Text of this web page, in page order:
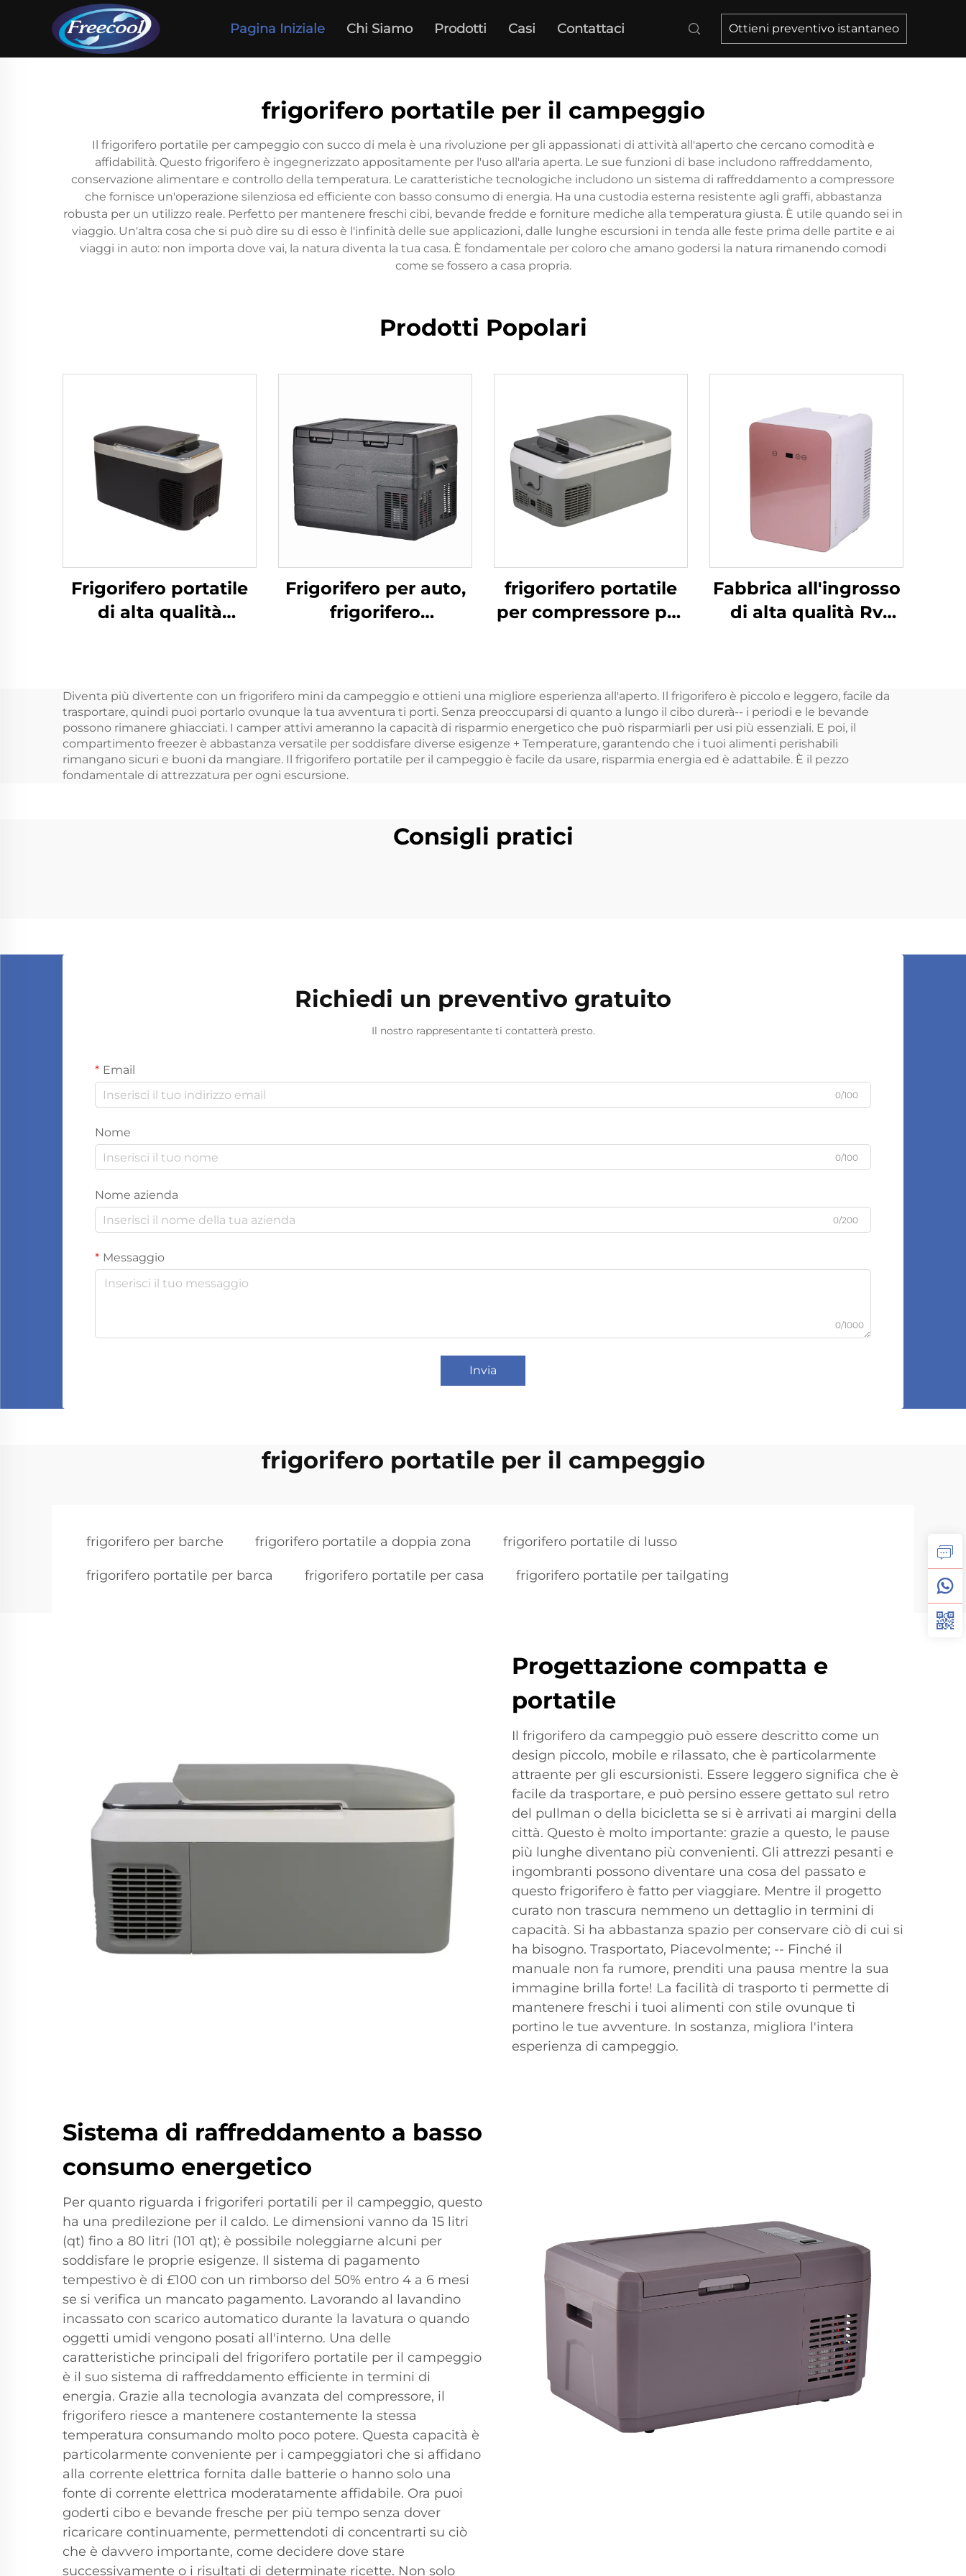
Pagina Iniziale Chi Siamo Prodotti Casi Contattaci Ottieni preventivo istantaneo
frigorifero portatile per il campeggio
Il frigorifero portatile per campeggio con succo di mela è una rivoluzione per gli appassionati di attività all'aperto che cercano comodità e
affidabilità. Questo frigorifero è ingegnerizzato appositamente per l'uso all'aria aperta. Le sue funzioni di base includono raffreddamento,
conservazione alimentare e controllo della temperatura. Le caratteristiche tecnologiche includono un sistema di raffreddamento a compressore
che fornisce un'operazione silenziosa ed efficiente con basso consumo di energia. Ha una custodia esterna resistente agli graffi, abbastanza
robusta per un utilizzo reale. Perfetto per mantenere freschi cibi, bevande fredde e forniture mediche alla temperatura giusta. È utile quando sei in
viaggio. Un'altra cosa che si può dire su di esso è l'infinità delle sue applicazioni, dalle lunghe escursioni in tenda alle feste prima delle partite e ai
viaggi in auto: non importa dove vai, la natura diventa la tua casa. È fondamentale per coloro che amano godersi la natura rimanendo comodi
come se fossero a casa propria.
Prodotti Popolari
Frigorifero portatile
di alta qualità
auto 12 V, frigorifero
per auto, frigorifero
per camper,
frigorifero per
Frigorifero per auto,
frigorifero
da 35 litri, per
campeggio
all'aperto, roulotte,
picnic, auto e casa,
frigorifero portatile
per compressore per
frigorifero elettrico
per auto
Fabbrica all'ingrosso
di alta qualità Rv
12v
Diventa più divertente con un frigorifero mini da campeggio e ottieni una migliore esperienza all'aperto. Il frigorifero è piccolo e leggero, facile da
trasportare, quindi puoi portarlo ovunque la tua avventura ti porti. Senza preoccuparsi di quanto a lungo il cibo durerà-- i periodi e le bevande
possono rimanere ghiacciati. I camper attivi ameranno la capacità di risparmio energetico che può risparmiarli per usi più essenziali. E poi, il
compartimento freezer è abbastanza versatile per soddisfare diverse esigenze + Temperature, garantendo che i tuoi alimenti perishabili
rimangano sicuri e buoni da mangiare. Il frigorifero portatile per il campeggio è facile da usare, risparmia energia ed è adattabile. È il pezzo
fondamentale di attrezzatura per ogni escursione.
Consigli pratici
Richiedi un preventivo gratuito
Il nostro rappresentante ti contatterà presto.
Email
0/100
Nome
0/100
Nome azienda
0/200
Messaggio
0/1000
Invia
frigorifero portatile per il campeggio
frigorifero per barche frigorifero portatile a doppia zona frigorifero portatile di lusso
frigorifero portatile per barca frigorifero portatile per casa frigorifero portatile per tailgating
Progettazione compatta e
portatile
Il frigorifero da campeggio può essere descritto come un
design piccolo, mobile e rilassato, che è particolarmente
attraente per gli escursionisti. Essere leggero significa che è
facile da trasportare, e può persino essere gettato sul retro
del pullman o della bicicletta se si è arrivati ai margini della
città. Questo è molto importante: grazie a questo, le pause
più lunghe diventano più convenienti. Gli attrezzi pesanti e
ingombranti possono diventare una cosa del passato e
questo frigorifero è fatto per viaggiare. Mentre il progetto
curato non trascura nemmeno un dettaglio in termini di
capacità. Si ha abbastanza spazio per conservare ciò di cui si
ha bisogno. Trasportato, Piacevolmente; -- Finché il
manuale non fa rumore, prenditi una pausa mentre la sua
immagine brilla forte! La facilità di trasporto ti permette di
mantenere freschi i tuoi alimenti con stile ovunque ti
portino le tue avventure. In sostanza, migliora l'intera
esperienza di campeggio.
Sistema di raffreddamento a basso
consumo energetico
Per quanto riguarda i frigoriferi portatili per il campeggio, questo
ha una predilezione per il caldo. Le dimensioni vanno da 15 litri
(qt) fino a 80 litri (101 qt); è possibile noleggiarne alcuni per
soddisfare le proprie esigenze. Il sistema di pagamento
tempestivo è di £100 con un rimborso del 50% entro 4 a 6 mesi
se si verifica un mancato pagamento. Lavorando al lavandino
incassato con scarico automatico durante la lavatura o quando
oggetti umidi vengono posati all'interno. Una delle
caratteristiche principali del frigorifero portatile per il campeggio
è il suo sistema di raffreddamento efficiente in termini di
energia. Grazie alla tecnologia avanzata del compressore, il
frigorifero riesce a mantenere costantemente la stessa
temperatura consumando molto poco potere. Questa capacità è
particolarmente conveniente per i campeggiatori che si affidano
alla corrente elettrica fornita dalle batterie o hanno solo una
fonte di corrente elettrica moderatamente affidabile. Ora puoi
goderti cibo e bevande fresche per più tempo senza dover
ricaricare continuamente, permettendoti di concentrarti su ciò
che è davvero importante, come decidere dove stare
successivamente o i risultati di determinate ricette. Non solo